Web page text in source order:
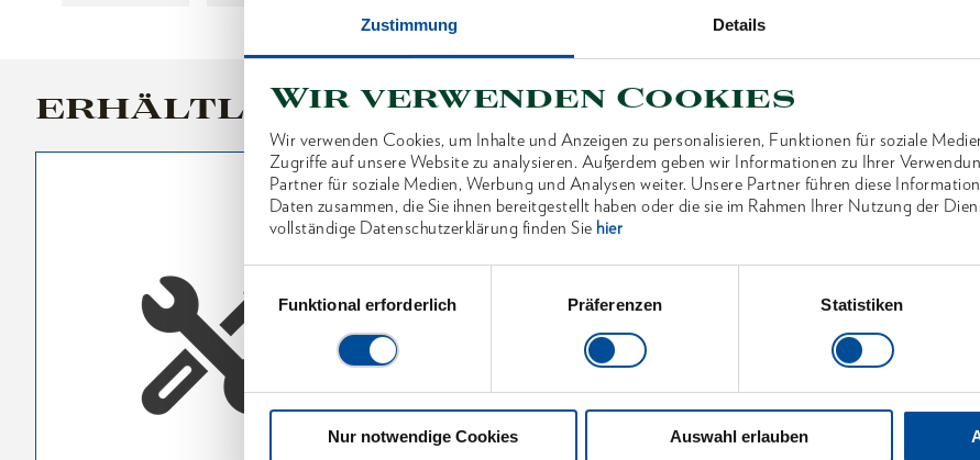
Zustimmung Details
Wir verwenden Cookies
Wir verwenden Cookies, um Inhalte und Anzeigen zu personalisieren, Funktionen für soziale
Zugriffe auf unsere Website zu analysieren. Außerdem geben wir Informationen zu Ihrer
Partner für soziale Medien, Werbung und Analysen weiter. Unsere Partner führen diese
Daten zusammen, die Sie ihnen bereitgestellt haben oder die sie im Rahmen Ihrer Nutzung der
vollständige Datenschutzerklärung finden Sie hier
Funktional erforderlich
Präferenzen Statistiken
Nur notwendige Cookies Auswahl erlauben
ERHÄLTLICHE VARIANTEN